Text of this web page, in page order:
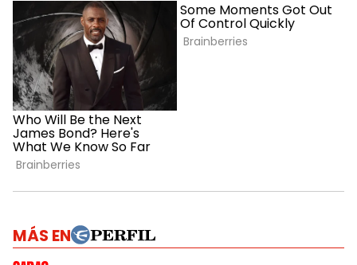
MÁS EN